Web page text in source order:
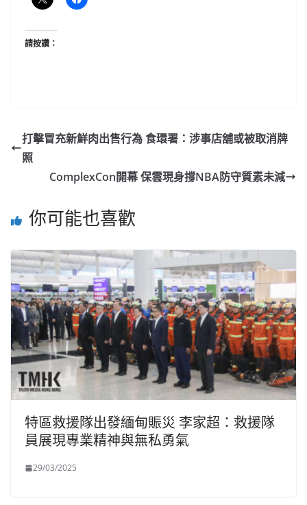
請按讚：
打擊冒充新鮮肉出售行為 食環署：涉事店舖或被取消牌
照
ComplexCon開幕 保雲現身撐NBA防守質素未減
你可能也喜歡
特區救援隊出發緬甸賑災 李家超：救援隊
員展現專業精神與無私勇氣
29/03/2025